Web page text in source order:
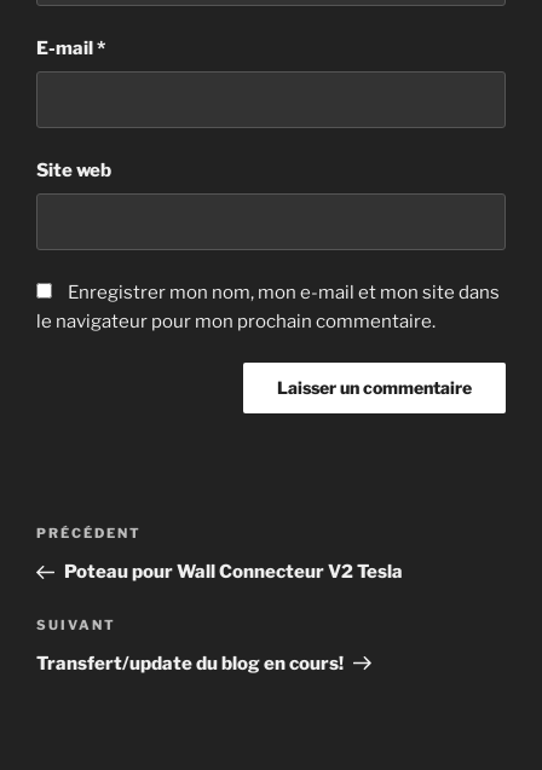
E-mail*
Site web
Enregistrer mon nom, mon e-mail et mon site dans
le navigateur pour mon prochain commentaire.
Navigation
l’article
Article
précédent
PRÉCÉDENT
Poteau pour Wall Connecteur V2 Tesla
Article
suivant
SUIVANT
Transfert/update du blog en cours!